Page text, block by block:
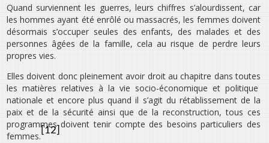
Quand surviennent les guerres, leurs chiffres s’alourdissent, car
les hommes ayant été enrôlé ou massacrés, les femmes doivent
désormais s’occuper seules des enfants, des malades et des
personnes âgées de la famille, cela au risque de perdre leurs
propres vies.
Elles doivent donc pleinement avoir droit au chapitre dans toutes
les matières relatives à la vie socio-économique et politique
nationale et encore plus quand il s’agit du rétablissement de la
paix et de la sécurité ainsi que de la reconstruction, tous ces
programmes doivent tenir compte des besoins particuliers des
femmes.[12]